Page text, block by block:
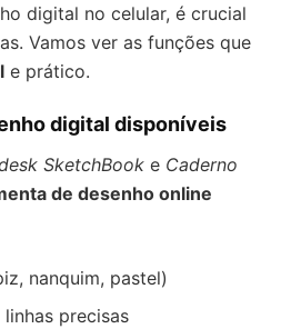
digital no celular, é crucial
Vamos ver as funções que
e prático.
digital disponíveis
SketchBook e Caderno
de desenho online
nanquim, pastel)
linhas precisas